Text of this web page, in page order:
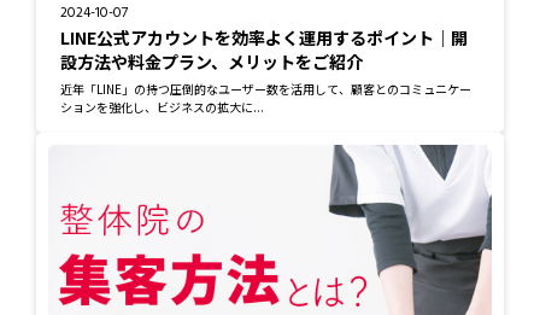
2024-10-07
LINE公式アカウントを効率よく運用するポイント｜開
設方法や料金プラン、メリットをご紹介
近年「LINE」の持つ圧倒的なユーザー数を活用して、顧客とのコミュニケー
ションを強化し、ビジネスの拡大に...